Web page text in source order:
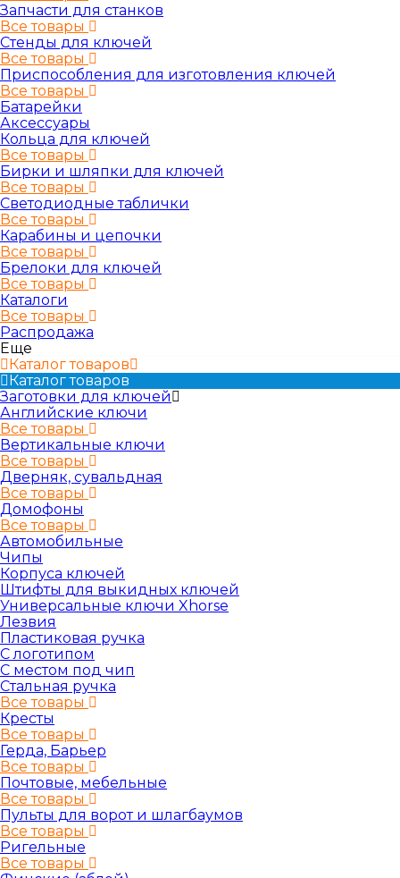
Запчасти для станков
Все товары
Стенды для ключей
Все товары
Приспособления для изготовления ключей
Все товары
Батарейки
Аксессуары
Кольца для ключей
Все товары
Бирки и шляпки для ключей
Все товары
Светодиодные таблички
Все товары
Карабины и цепочки
Все товары
Брелоки для ключей
Все товары
Каталоги
Все товары
Распродажа
Еще
Каталог товаров
Каталог товаров
Заготовки для ключей
Английские ключи
Все товары
Вертикальные ключи
Все товары
Дверняк, сувальдная
Все товары
Домофоны
Все товары
Автомобильные
Чипы
Корпуса ключей
Штифты для выкидных ключей
Универсальные ключи Xhorse
Лезвия
Пластиковая ручка
С логотипом
С местом под чип
Стальная ручка
Все товары
Кресты
Все товары
Герда, Барьер
Все товары
Почтовые, мебельные
Все товары
Пульты для ворот и шлагбаумов
Все товары
Ригельные
Все товары